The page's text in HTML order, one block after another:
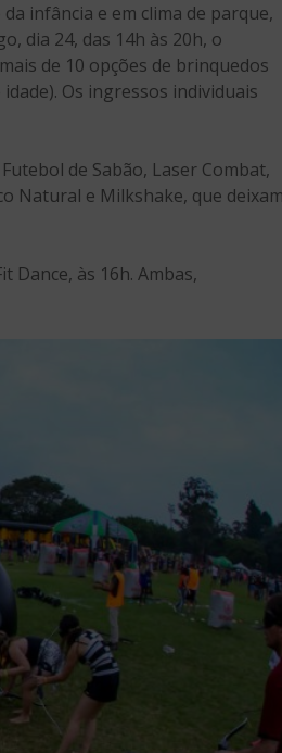
infância e em clima de parque,
dia 24, das 14h às 20h, o
de 10 opções de brinquedos
Os ingressos individuais
de Sabão, Laser Combat,
Natural e Milkshake, que
Dance, às 16h. Ambas,